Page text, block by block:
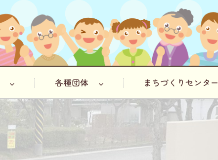
各種団体 まちづくりセンター